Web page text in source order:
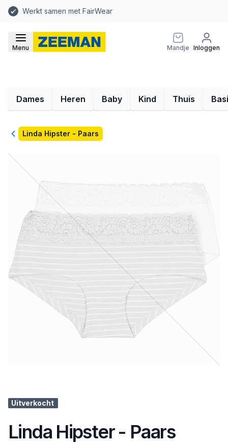
Werkt samen met FairWear
Menu Mandje Inloggen
Dames Heren Baby Kind Thuis
TerugLinda Hipster - Paars
Uitverkocht
Linda Hipster - Paars